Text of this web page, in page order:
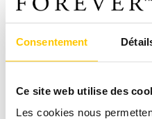
Consentement
Ce site web utilise des
Les cookies nous